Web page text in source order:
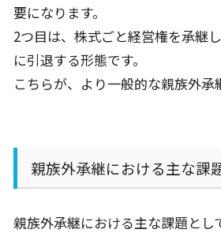
要になります。
2つ目は、株式ごと経営権を承継
に引退する形態です。
こちらが、より一般的な親族外承
親族外承継における主な課
親族外承継における主な課題とし